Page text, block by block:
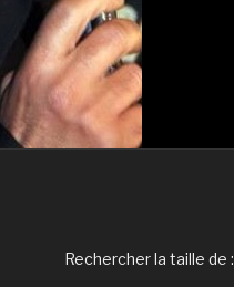
Rechercher la taille de :